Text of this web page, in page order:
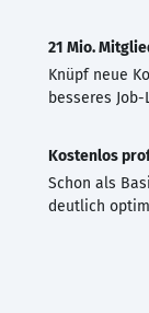
21 Mio.
Knüpf neue
besseres Job-
Kostenlos
Schon als
deutlich